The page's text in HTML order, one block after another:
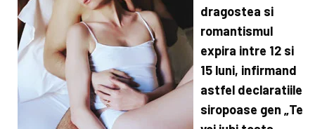
dragostea si
romantismul
expira intre 12 si
15 luni, infirmand
astfel declaratiile
siropoase gen „Te